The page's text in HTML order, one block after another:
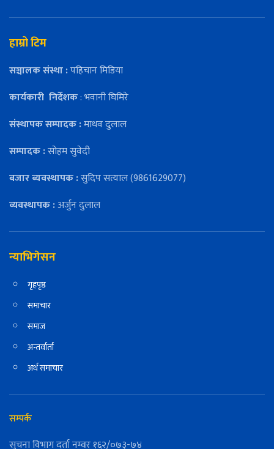
हाम्रो टिम
सञ्चालक संस्था :पहिचान मिडिया
कार्यकारी निर्देशक: भवानी घिमिरे
संस्थापक सम्पादक :माधव दुलाल
सम्पादक :सोहम सुवेदी
बजार ब्यवस्थापक :सुदिप सत्याल (9861629077)
व्यवस्थापक :अर्जुन दुलाल
न्याभिगेसन
गृहपृष्ठ
समाचार
समाज
अन्तर्वार्ता
अर्थ समाचार
सम्पर्क
सुचना विभाग दर्ता नम्वर १६२/०७३-७४